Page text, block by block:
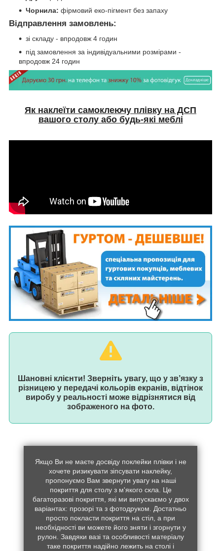
Чорнила: фірмовий еко-пігмент без запаху
Відправлення замовлень:
зі складу - впродовж 4 годин
під замовлення за індивідуальними розмірами -
впродовж 24 годин
Як наклеїти самоклеючу плівку на ДСП
вашого столу або будь-які меблі
Шановні клієнти! Зверніть увагу, що у зв’язку з
різницею у передачі кольорів екранів, відтінок
виробу у реальності може відрізнятися від
зображеного на фото.
Якщо Ви не маєте досвіду поклейки плівки і не
хочете ризикувати зіпсувати наклейку,
пропонуємо Вам звернути увагу на наші
покриття для столу з м'якого скла. Це
багаторазові покриття, які ми випускаємо у двох
варіантах: прозорі та з фотодруком. Достатньо
просто покласти покриття на стіл, а при
необхідності ви можете його зняти і згорнути у
рулон. Завдяки вазі та особливості матеріалу
таке покриття надійно лежить на столі і